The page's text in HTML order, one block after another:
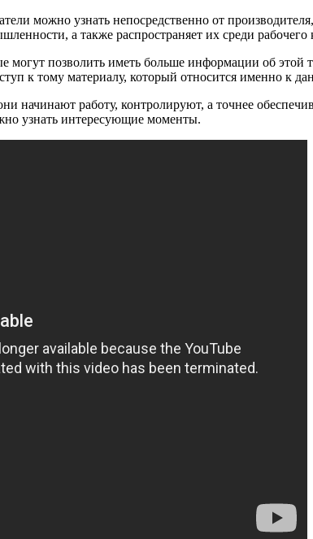
можно узнать непосредственно от
а также распространяет их среди рабочего
могут позволить иметь больше информации об этой
к тому материалу, который относится именно к
начинают работу, контролируют, а точнее
узнать интересующие моменты.